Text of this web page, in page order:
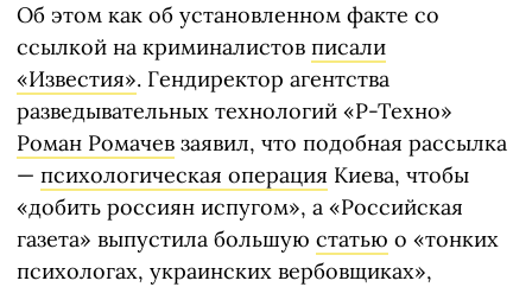
Об этом как об установленном факте со
ссылкой на криминалистов писали
«Известия». Гендиректор агентства
разведывательных технологий «Р-Техно»
Роман Ромачев заявил, что подобная рассылка
— психологическая операция Киева, чтобы
«добить россиян испугом», а «Российская
газета» выпустила большую статью о «тонких
психологах, украинских вербовщиках»,